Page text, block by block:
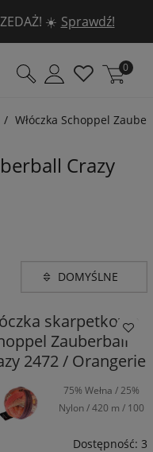
☀️ Sprawdź!
0
Włóczka Schoppel
Crazy
skarpetkowa
Zauberball
2472 / Orangerie
75% Wełna / 25%
Nylon / 420 m / 100
Dostępność: 3